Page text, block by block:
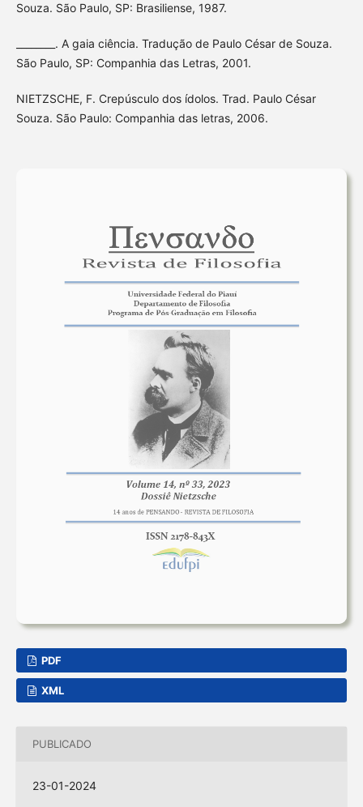
Souza. São Paulo, SP: Brasiliense, 1987.
________. A gaia ciência. Tradução de Paulo César de Souza.
São Paulo, SP: Companhia das Letras, 2001.
NIETZSCHE, F. Crepúsculo dos ídolos. Trad. Paulo César
Souza. São Paulo: Companhia das letras, 2006.
PDF
XML
PUBLICADO
23-01-2024